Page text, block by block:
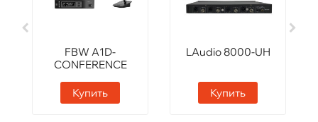
FBW A1D-
CONFERENCE
Купить
LAudio 8000-UH
Купить